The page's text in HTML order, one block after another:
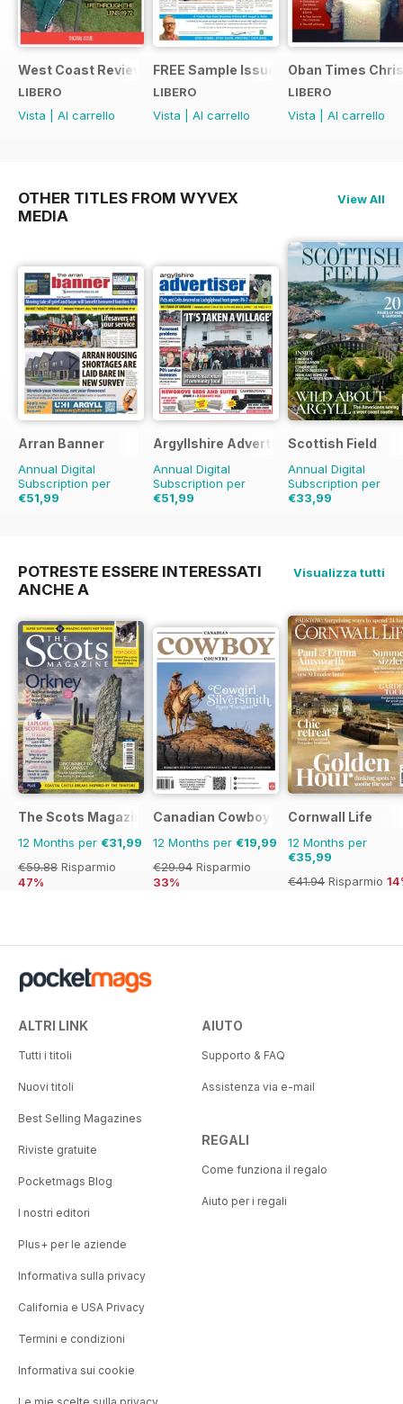
West Coast Review
LIBERO
Vista
Al carrello
FREE Sample Issue
LIBERO
Vista
Al carrello
Oban Times
LIBERO
Vista
Al carrello
OTHER TITLES FROM WYVEX
MEDIA
View All
Arran Banner
Annual Digital
Subscription per
€51,99
Argyllshire Advertiser
Annual Digital
Subscription per
€51,99
Scottish Field
Annual Digital
Subscription per
€33,99
POTRESTE ESSERE INTERESSATI
ANCHE A
Visualizza tutti
The Scots Magazine
12 Months per €31,99
€59.88 Risparmio
47%
Canadian Cowboy Country
12 Months per €19,99
€29.94 Risparmio
33%
Cornwall Life
12 Months per
€35,99
€41.94 Risparmio
ALTRI LINK
Tutti i titoli
Nuovi titoli
Best Selling Magazines
Riviste gratuite
Pocketmags Blog
I nostri editori
Plus+ per le aziende
Informativa sulla privacy
California e USA Privacy
Termini e condizioni
Informativa sui cookie
AIUTO
Supporto & FAQ
Assistenza via e-mail
REGALI
Come funziona il regalo
Aiuto per i regali